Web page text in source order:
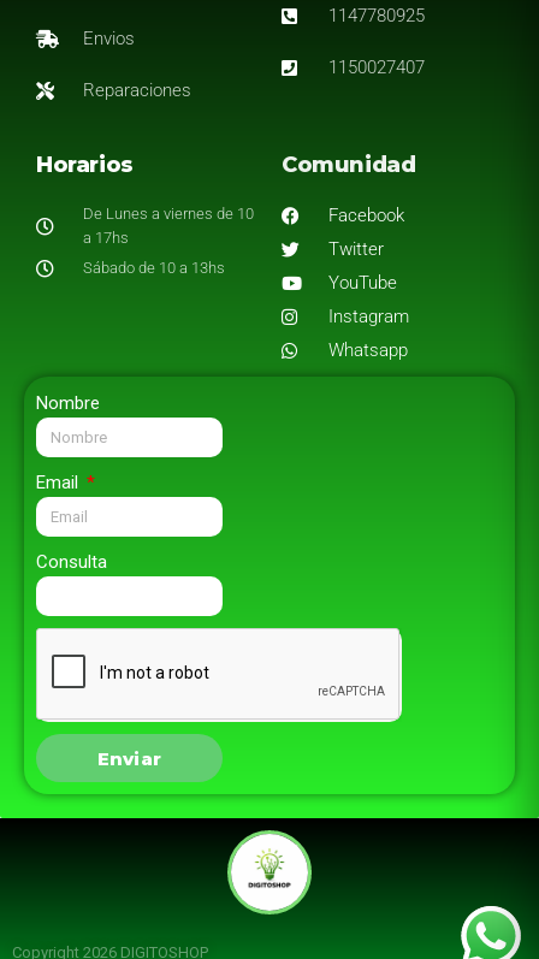
Envios
Reparaciones
1147780925
1150027407
Horarios
De Lunes a viernes de 10
a 17hs
Sábado de 10 a 13hs
Comunidad
Facebook
Twitter
YouTube
Instagram
Whatsapp
Nombre
Email
Consulta
Enviar
Copyright 2026 DIGITOSHOP